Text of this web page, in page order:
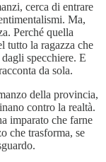
cerca di entrare
Ma,
Perché quella
tutto la ragazza che
specchiere. E
da sola.
della provincia,
contro la realtà.
imparato che farne
che trasforma, se